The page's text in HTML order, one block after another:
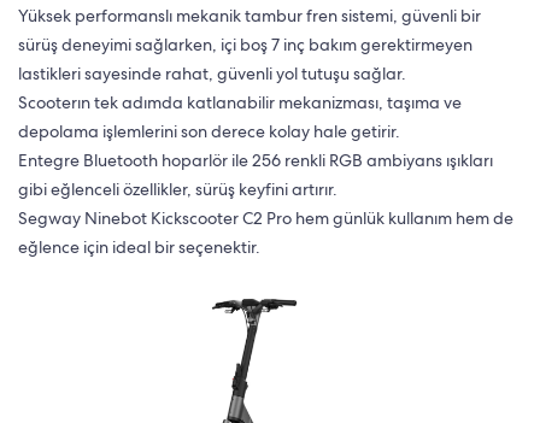
Yüksek performanslı mekanik tambur fren sistemi, güvenli bir
sürüş deneyimi sağlarken, içi boş 7 inç bakım gerektirmeyen
lastikleri sayesinde rahat, güvenli yol tutuşu sağlar.
Scooterın tek adımda katlanabilir mekanizması, taşıma ve
depolama işlemlerini son derece kolay hale getirir.
Entegre Bluetooth hoparlör ile 256 renkli RGB ambiyans ışıkları
gibi eğlenceli özellikler, sürüş keyfini artırır.
Segway Ninebot Kickscooter C2 Pro hem günlük kullanım hem de
eğlence için ideal bir seçenektir.